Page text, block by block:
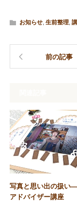
お知らせ 生前整理
前の記事
写真と思い出の扱い
アドバイザー講座